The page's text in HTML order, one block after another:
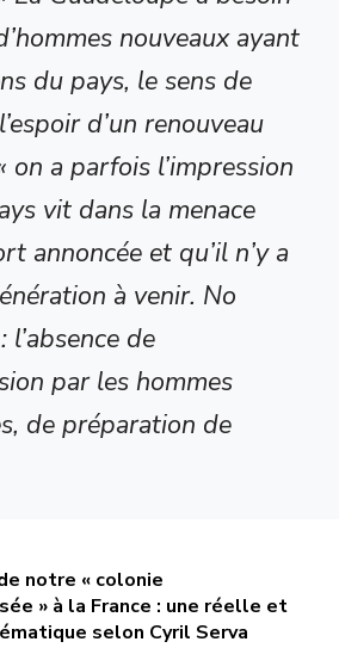
nouveaux ayant
du pays, le sens de
d’un renouveau
on a parfois l’impression
vit dans la menace
annoncée et qu’il n’y a
à venir. No
l’absence de
par les hommes
de préparation de
notre « colonie
» à la France : une réelle et
selon Cyril Serva